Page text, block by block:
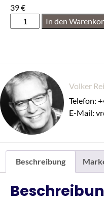
39€
In den
Volker
Telefon:
E-Mail:
Beschreibung